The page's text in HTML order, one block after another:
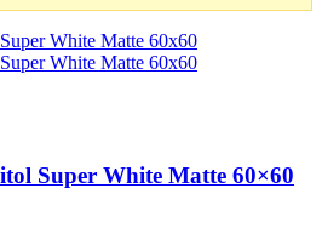
Super White Matte 60×60